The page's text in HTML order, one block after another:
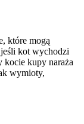
które mogą
kot wychodzi
kocie kupy naraża
wymioty,